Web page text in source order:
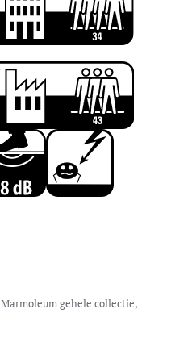
Marmoleum gehele collectie,